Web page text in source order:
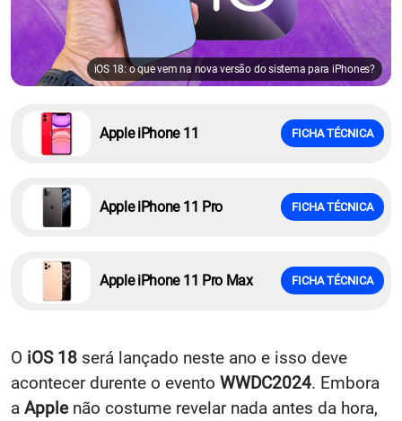
iOS 18: o que vem na nova versão do sistema para iPhones?
Apple iPhone 11 FICHA TÉCNICA
Apple iPhone 11 Pro FICHA TÉCNICA
Apple iPhone 11 Pro Max FICHA TÉCNICA
O iOS 18 será lançado neste ano e isso deve
acontecer durente o evento WWDC2024. Embora
a Apple não costume revelar nada antes da hora,